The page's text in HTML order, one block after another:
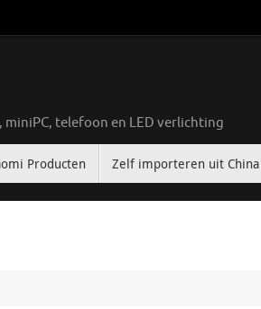
telefoon en LED verlichting
Producten Zelf importeren uit China